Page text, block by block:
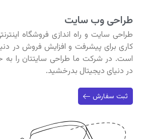
طراحی وب سایت
طراحی سایت و راه اندازی فروشگاه
کاری برای پیشرفت و افزایش فروش در
است. در شرکت ما طراحی سایتتان را به
در دنیای دیجیتال بدرخشید.
ثبت سفارش